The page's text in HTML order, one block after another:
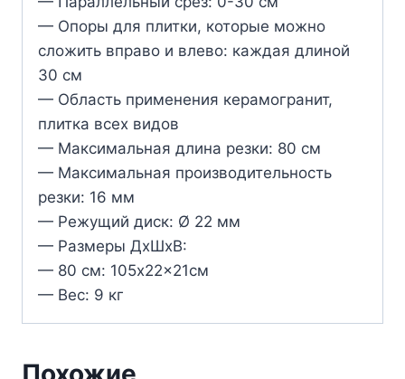
— Опоры для плитки, которые можно
сложить вправо и влево: каждая длиной
30 см
— Область применения керамогранит,
плитка всех видов
— Максимальная длина резки: 80 см
— Максимальная производительность
резки: 16 мм
— Режущий диск: Ø 22 мм
— Размеры ДхШхВ:
— 80 см: 105x22x21см
— Вес: 9 кг